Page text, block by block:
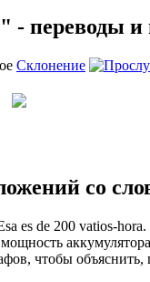
- переводы
Склонение
со
es de 200 vatios-hora.
чтобы объяснить,